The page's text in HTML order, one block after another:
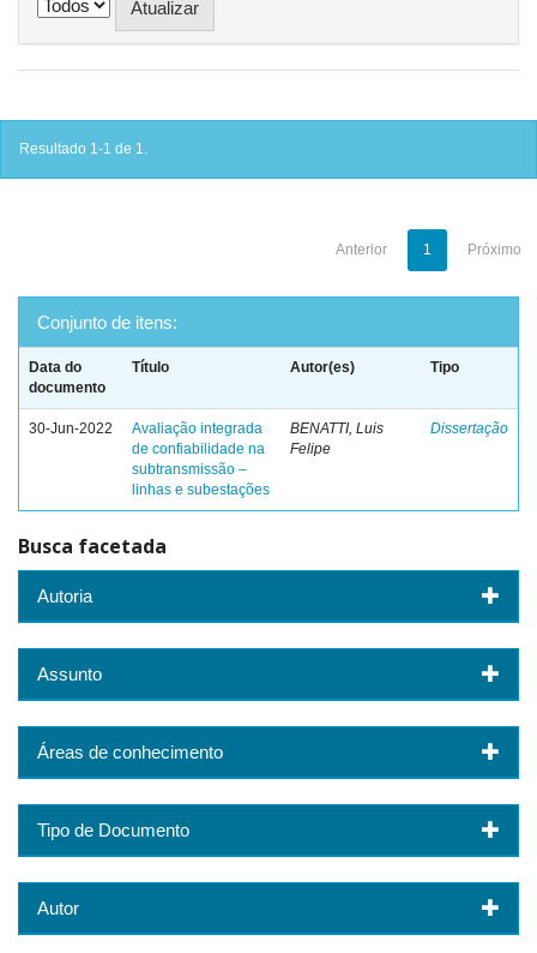
Resultado 1-1 de 1.
Anterior 1 Próximo
Conjunto de itens:
Data do
documento
Título Autor(es) Tipo
30-Jun-2022
Avaliação integrada
de confiabilidade na
subtransmissão –
linhas e subestações
BENATTI, Luis
Felipe
Dissertação
Busca facetada
Autoria
Assunto
Áreas de conhecimento
Tipo de Documento
Autor